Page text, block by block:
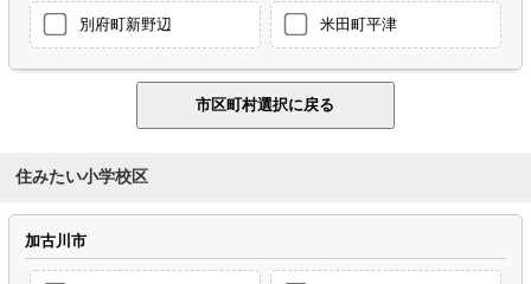
別府町新野辺 米田町平津
住みたい小学校区
加古川市